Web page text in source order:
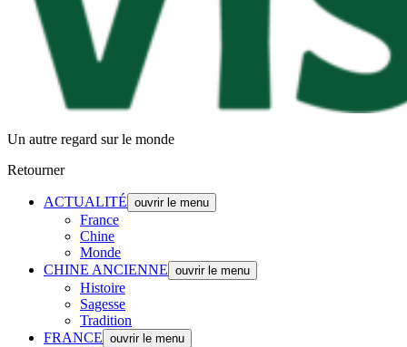
Un autre regard sur le monde
Retourner
ACTUALITÉ ouvrir le menu
France
Chine
Monde
CHINE ANCIENNE ouvrir le menu
Histoire
Sagesse
Tradition
FRANCE ouvrir le menu